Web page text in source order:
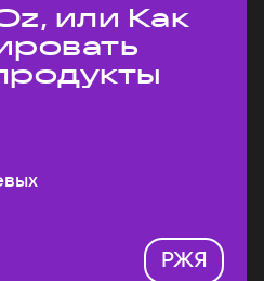
или Как
РЖЯ